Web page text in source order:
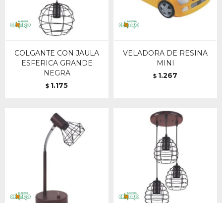
COLGANTE CON JAULA
ESFERICA GRANDE
NEGRA
$ 1.175
VELADORA DE RESINA
MINI
$ 1.267